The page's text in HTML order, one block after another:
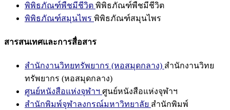
พิพิธภัณฑ์พืชมีชีวิต พิพิธภัณฑ์พืชมีชีวิต
พิพิธภัณฑ์สมุนไพร พิพิธภัณฑ์สมุนไพร
สารสนเทศและการสื่อสาร
สำนักงานวิทยทรัพยากร (หอสมุดกลาง) สำนักงานวิทย
ทรัพยากร (หอสมุดกลาง)
ศูนย์หนังสือแห่งจุฬาฯ ศูนย์หนังสือแห่งจุฬาฯ
สำนักพิมพ์จุฬาลงกรณ์มหาวิทยาลัย สำนักพิมพ์